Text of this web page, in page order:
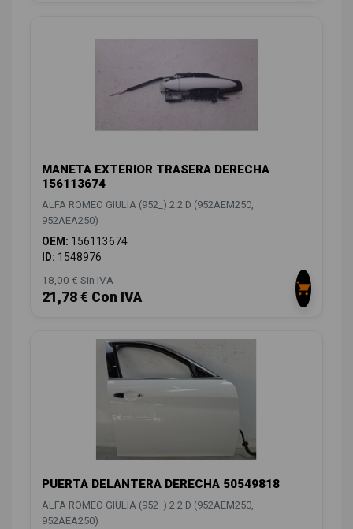
MANETA EXTERIOR TRASERA DERECHA
156113674
ALFA ROMEO GIULIA (952_) 2.2 D (952AEM250,
952AEA250)
OEM: 156113674
ID: 1548976
18,00 € Sin IVA
21,78 € Con IVA
PUERTA DELANTERA DERECHA 50549818
ALFA ROMEO GIULIA (952_) 2.2 D (952AEM250,
952AEA250)